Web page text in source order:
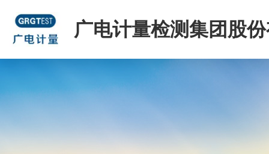
广电计量检测集团股
司